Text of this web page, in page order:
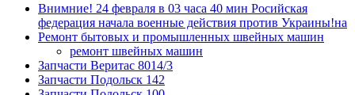
Внимние! 24 февраля в 03 часа 40 мин Росийская
федерация начала военные действия против Украины!на
Ремонт бытовых и промышленных швейных машин
ремонт швейных машин
Запчасти Веритас 8014/3
Запчасти Подольск 142